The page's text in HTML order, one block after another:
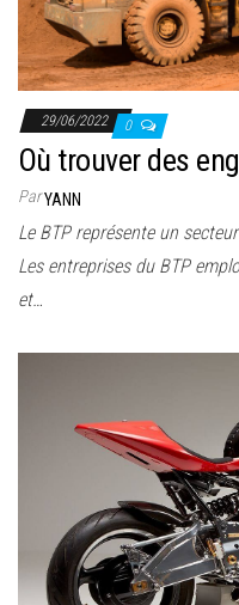
29/06/2022 0
Où trouver des
ParYANN
Le BTP représente un
Les entreprises du BTP
et…